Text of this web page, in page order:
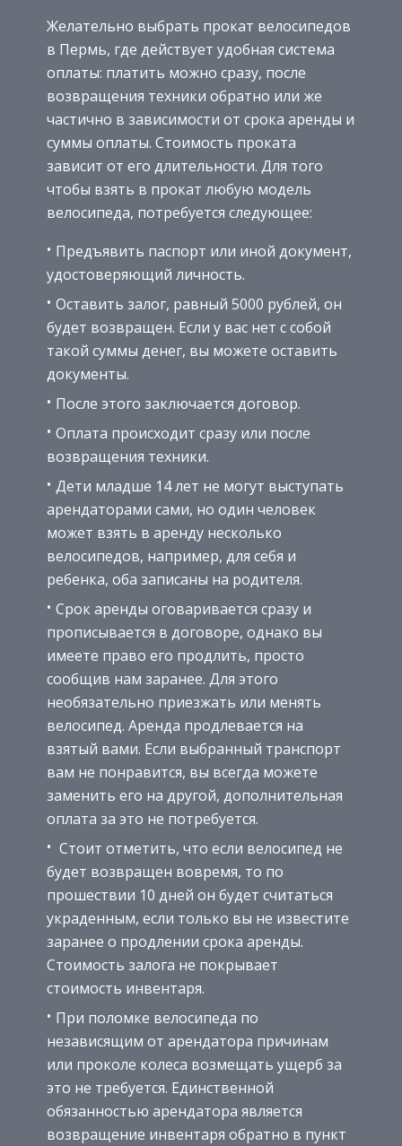
Желательно выбрать прокат велосипедов
в Пермь, где действует удобная система
оплаты: платить можно сразу, после
возвращения техники обратно или же
частично в зависимости от срока аренды и
суммы оплаты. Стоимость проката
зависит от его длительности. Для того
чтобы взять в прокат любую модель
велосипеда, потребуется следующее:
Предъявить паспорт или иной документ,
удостоверяющий личность.
Оставить залог, равный 5000 рублей, он
будет возвращен. Если у вас нет с собой
такой суммы денег, вы можете оставить
документы.
После этого заключается договор.
Оплата происходит сразу или после
возвращения техники.
Дети младше 14 лет не могут выступать
арендаторами сами, но один человек
может взять в аренду несколько
велосипедов, например, для себя и
ребенка, оба записаны на родителя.
Срок аренды оговаривается сразу и
прописывается в договоре, однако вы
имеете право его продлить, просто
сообщив нам заранее. Для этого
необязательно приезжать или менять
велосипед. Аренда продлевается на
взятый вами. Если выбранный транспорт
вам не понравится, вы всегда можете
заменить его на другой, дополнительная
оплата за это не потребуется.
Стоит отметить, что если велосипед не
будет возвращен вовремя, то по
прошествии 10 дней он будет считаться
украденным, если только вы не известите
заранее о продлении срока аренды.
Стоимость залога не покрывает
стоимость инвентаря.
При поломке велосипеда по
независящим от арендатора причинам
или проколе колеса возмещать ущерб за
это не требуется. Единственной
обязанностью арендатора является
возвращение инвентаря обратно в пункт